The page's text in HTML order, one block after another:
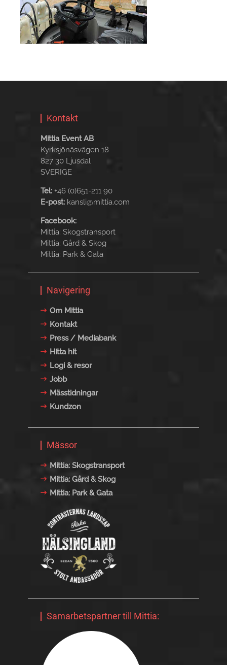
Kontakt
Mittia Event AB
Kyrksjönäsvägen 18
827 30 Ljusdal
SVERIGE
Tel: +46 (0)651-211 90
E-post: kansli@mittia.com
Facebook:
Mittia: Skogstransport
Mittia: Gård & Skog
Mittia: Park & Gata
Navigering
Om Mittia
Kontakt
Press / Mediabank
Hitta hit
Logi & resor
Jobb
Mässtidningar
Kundzon
Mässor
Mittia: Skogstransport
Mittia: Gård & Skog
Mittia: Park & Gata
Samarbetspartner till Mittia: